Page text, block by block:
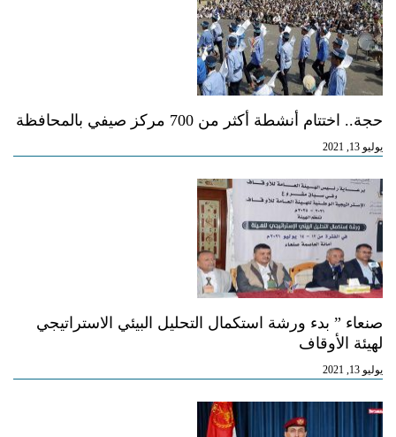
حجة.. اختتام أنشطة أكثر من 700 مركز صيفي بالمحافظة
يوليو 13, 2021
صنعاء ” بدء ورشة استكمال التحليل البيئي الاستراتيجي
لهيئة الأوقاف
يوليو 13, 2021